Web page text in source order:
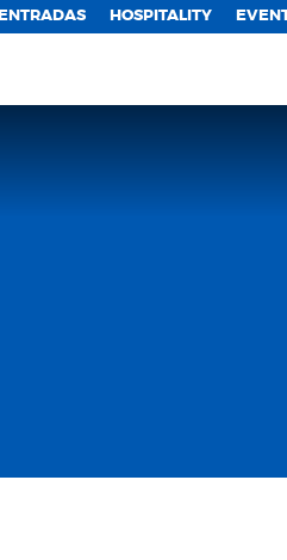
ENTRADAS HOSPITALITY